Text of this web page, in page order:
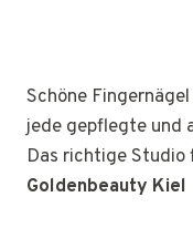
Schöne
jede gepflegte und
Das richtige Studio
Goldenbeauty Kiel